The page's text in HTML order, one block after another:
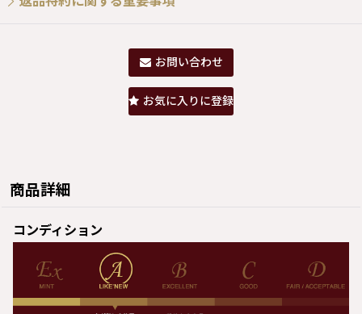
お問い合わせ
お気に入りに登録
商品詳細
コンディション